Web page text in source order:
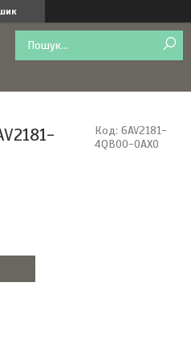
Код: 6AV2181-
4QB00-0AX0